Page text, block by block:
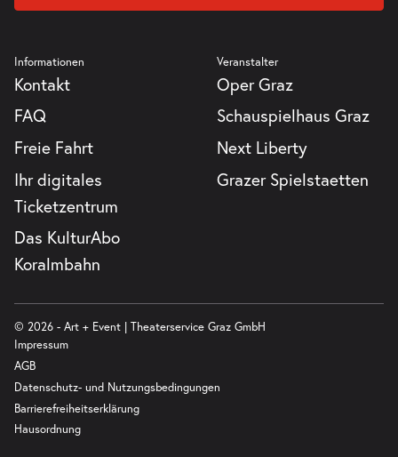
Informationen
Kontakt
FAQ
Freie Fahrt
Ihr digitales
Ticketzentrum
Das KulturAbo
Koralmbahn
Veranstalter
Oper Graz
Schauspielhaus Graz
Next Liberty
Grazer Spielstaetten
© 2026 - Art + Event | Theaterservice Graz GmbH
Impressum
AGB
Datenschutz- und Nutzungsbedingungen
Barrierefreiheitserklärung
Hausordnung